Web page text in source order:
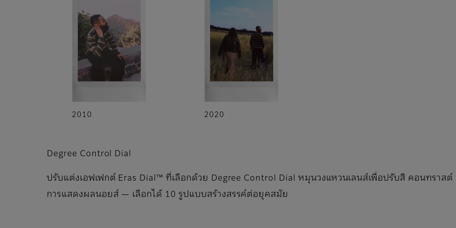
2010 2020
Degree Control Dial
ปรับแต่งเอฟเฟกต์ Eras Dial™ ที่เลือกด้วย Degree Control Dial หมุนวงแหวนเลนส์เพื่อปรับสี คอนทราสต์
การแสดงผลนอยส์ — เลือกได้ 10 รูปแบบสร้างสรรค์ต่อยุคสมัย